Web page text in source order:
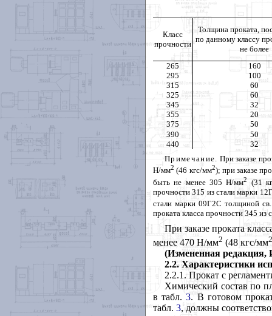
Класс
прочности
Толщина проката,
по данному классу
не более
265
160
295
100
315
60
325
60
345
32
355
20
375
50
390
50
440
32
Примечание. При заказе
Н/мм2 (46 кгс/мм2); при заказе
быть не менее 305 Н/мм2
(31
прочности 315 из стали марки
стали марки 09Г2С толщиной
проката класса прочности 345
При заказе проката
менее 470 Н/мм2 (48 кгс/мм2
(Измененная
2.2. Характеристики
2.2.1. Прокат с
Химический состав по
в табл.3. В готовом
табл. 3, должны